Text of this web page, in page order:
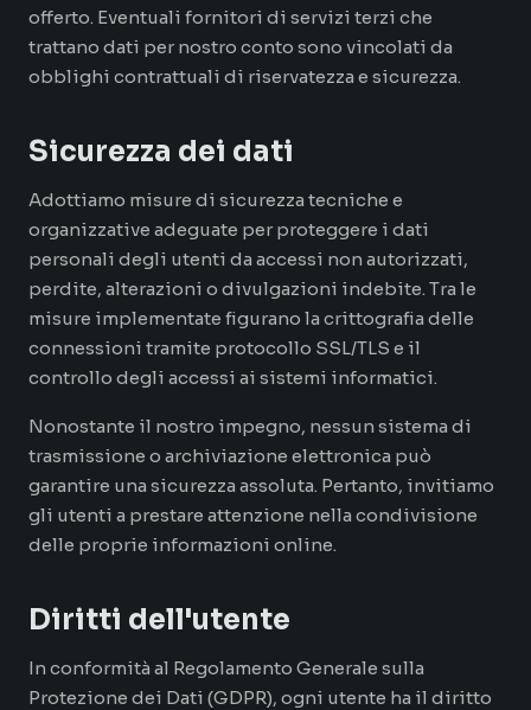
offerto. Eventuali fornitori di servizi terzi che
trattano dati per nostro conto sono vincolati da
obblighi contrattuali di riservatezza e sicurezza.
Sicurezza dei dati
Adottiamo misure di sicurezza tecniche e
organizzative adeguate per proteggere i dati
personali degli utenti da accessi non autorizzati,
perdite, alterazioni o divulgazioni indebite. Tra le
misure implementate figurano la crittografia delle
connessioni tramite protocollo SSL/TLS e il
controllo degli accessi ai sistemi informatici.
Nonostante il nostro impegno, nessun sistema di
trasmissione o archiviazione elettronica può
garantire una sicurezza assoluta. Pertanto, invitiamo
gli utenti a prestare attenzione nella condivisione
delle proprie informazioni online.
Diritti dell'utente
In conformità al Regolamento Generale sulla
Protezione dei Dati (GDPR), ogni utente ha il diritto